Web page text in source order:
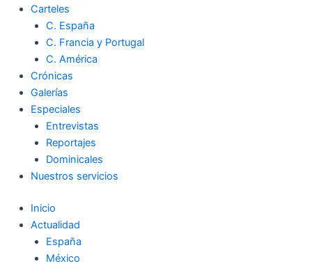
Carteles
C. España
C. Francia y Portugal
C. América
Crónicas
Galerías
Especiales
Entrevistas
Reportajes
Dominicales
Nuestros servicios
Inicio
Actualidad
España
México